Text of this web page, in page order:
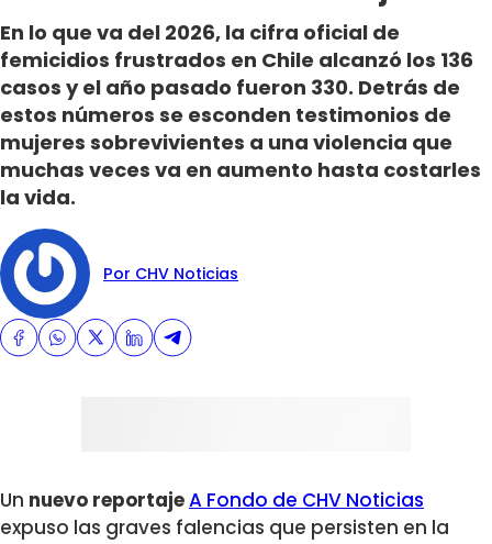
En lo que va del 2026, la cifra oficial de
femicidios frustrados en Chile alcanzó los 136
casos y el año pasado fueron 330. Detrás de
estos números se esconden testimonios de
mujeres sobrevivientes a una violencia que
muchas veces va en aumento hasta costarles
la vida.
Por CHV Noticias
Un nuevo reportajeA Fondo de CHV Noticias
expuso las graves falencias que persisten en la